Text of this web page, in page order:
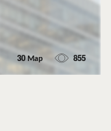
30 Мар 855